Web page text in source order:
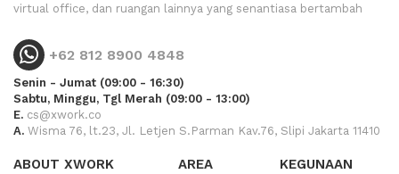
virtual office, dan ruangan lainnya yang senantiasa bertambah
+62 812 8900 4848
Senin - Jumat (09:00 - 16:30)
Sabtu, Minggu, Tgl Merah (09:00 - 13:00)
E. cs@xwork.co
A. Wisma 76, lt.23, Jl. Letjen S.Parman Kav.76, Slipi Jakarta 11410
ABOUT XWORK AREA KEGUNAAN